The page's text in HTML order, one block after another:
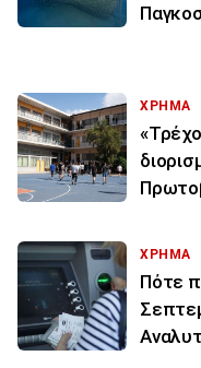
ΧΡΗΜΑ
ΧΡΗΜΑ
Πότε